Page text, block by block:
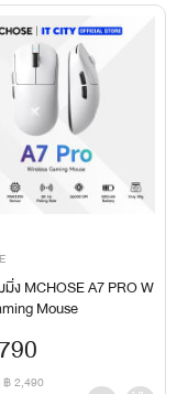
มิ่ง MCHOSE A7 PRO W
Mouse
฿ 2,490